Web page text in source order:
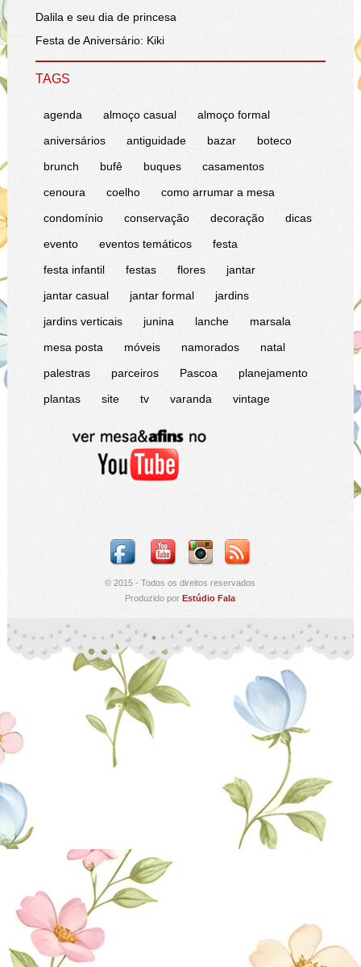
Dalila e seu dia de princesa
Festa de Aniversário: Kiki
TAGS
agenda almoço casual
almoço formal
aniversários
antiguidade bazar
boteco
brunch
bufê buques
casamentos
cenoura
coelho
como arrumar a mesa
condomínio
conservação decoração
dicas
evento
eventos temáticos
festa
festa infantil
festas flores
jantar
jantar casual
jantar formal
jardins
jardins verticais
junina lanche
marsala
mesa posta
móveis namorados
natal
palestras
parceiros Pascoa
planejamento
plantas
site tv varanda vintage
© 2015 - Todos os direitos reservados
Produzido porEstúdio Fala